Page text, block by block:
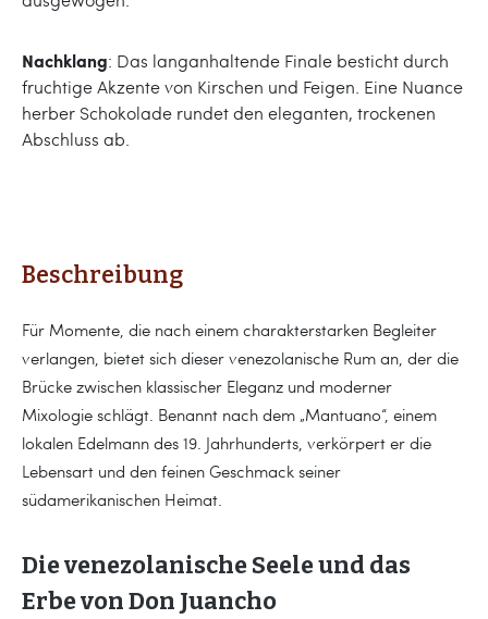
Nachklang: Das langanhaltende Finale besticht durch
fruchtige Akzente von Kirschen und Feigen. Eine Nuance
herber Schokolade rundet den eleganten, trockenen
Abschluss ab.
Beschreibung
Für Momente, die nach einem charakterstarken Begleiter
verlangen, bietet sich dieser venezolanische Rum an, der die
Brücke zwischen klassischer Eleganz und moderner
Mixologie schlägt. Benannt nach dem „Mantuano“, einem
lokalen Edelmann des 19. Jahrhunderts, verkörpert er die
Lebensart und den feinen Geschmack seiner
südamerikanischen Heimat.
Die venezolanische Seele und das
Erbe von Don Juancho